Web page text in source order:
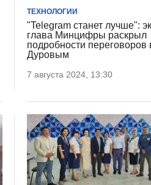
ТЕХНОЛОГИИ
"Telegram станет лучше":
глава Минцифры раскрыл
подробности переговоров
Дуровым
7 августа 2024, 13:30